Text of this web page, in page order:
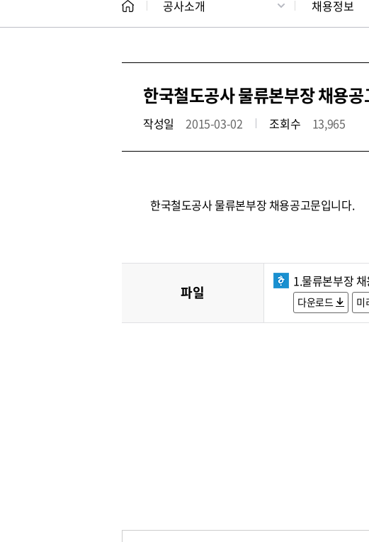
공사소개 채용정보
한국철도공사 물류본부장 채용
작성일 2015-03-02 조회수 13,965
한국철도공사 물류본부장 채용공고문입니다.
파일
1.물류본부장
다운로드 미